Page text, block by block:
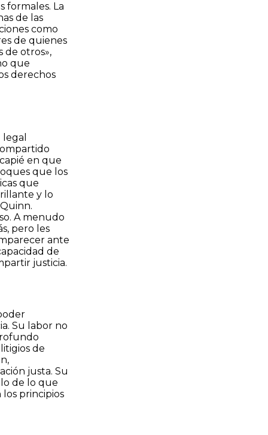
formales. La
de las
como
de quienes
de otros»,
que
derechos
en que
que los
que
y lo
A menudo
pero les
ante
de
justicia.
Su labor no
de
justa. Su
de lo que
principios